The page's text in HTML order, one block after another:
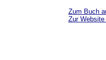
Zum Buch
Zur Website